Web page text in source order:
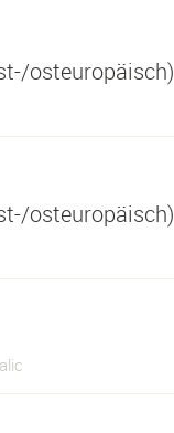
osteuropäisch)
osteuropäisch)